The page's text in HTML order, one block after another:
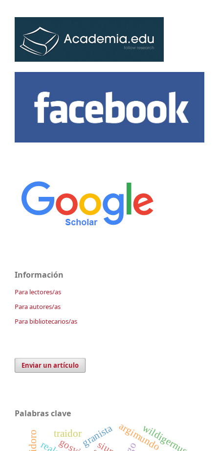
Información
Para lectores/as
Para autores/as
Para bibliotecarios/as
Enviar un artículo
Palabras clave
granista wildigernus
argimundo
traidor